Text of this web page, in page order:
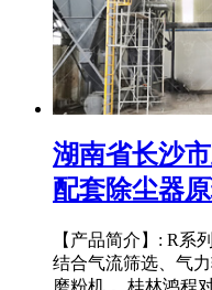
湖南省长沙
配套除尘器
【产品简介】: R系
结合气流筛选、气
磨粉机 。桂林鸿程